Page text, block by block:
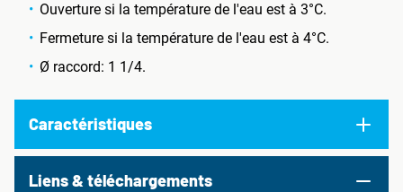
Ouverture si la température de l'eau est à 3°C.
Fermeture si la température de l'eau est à 4°C.
Ø raccord: 1 1/4.
Caractéristiques
Liens & téléchargements